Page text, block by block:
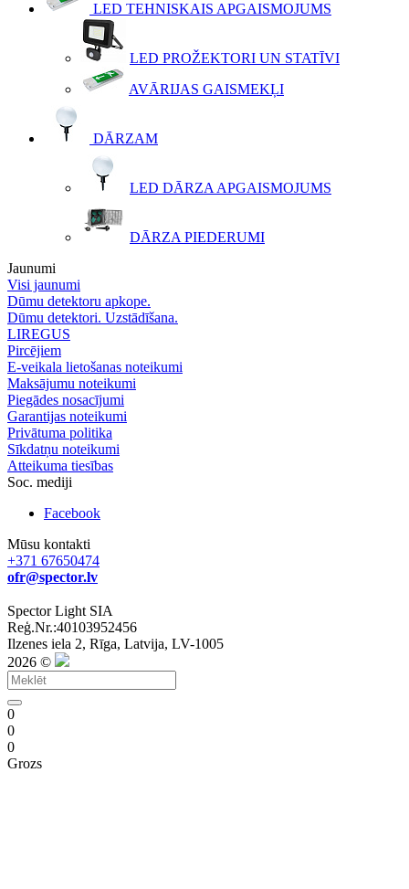
LED TEHNISKAIS APGAISMOJUMS
LED PROŽEKTORI UN STATĪVI
AVĀRIJAS GAISMEKĻI
DĀRZAM
LED DĀRZA APGAISMOJUMS
DĀRZA PIEDERUMI
Jaunumi
Visi jaunumi
Dūmu detektoru apkope.
Dūmu detektori. Uzstādīšana.
LIREGUS
Pircējiem
E-veikala lietošanas noteikumi
Maksājumu noteikumi
Piegādes nosacījumi
Garantijas noteikumi
Privātuma politika
Sīkdatņu noteikumi
Atteikuma tiesības
Soc. mediji
Facebook
Mūsu kontakti
+371 67650474
ofr@spector.lv
Spector Light SIA
Reģ.Nr.:40103952456
Ilzenes iela 2, Rīga, Latvija, LV-1005
2026 ©
0
0
0
Grozs